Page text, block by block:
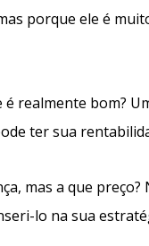
porque ele é
é realmente bom?
ter sua
mas a que
lo na sua